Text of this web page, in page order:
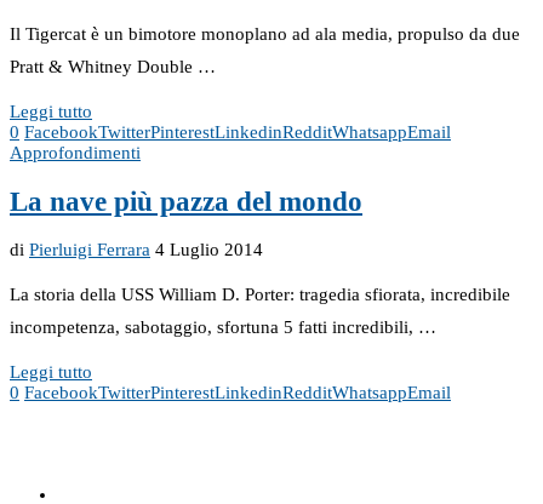
Il Tigercat è un bimotore monoplano ad ala media, propulso da due
Pratt & Whitney Double …
Leggi tutto
0 FacebookTwitterPinterestLinkedinRedditWhatsappEmail
Approfondimenti
La nave più pazza del mondo
di Pierluigi Ferrara 4 Luglio 2014
La storia della USS William D. Porter: tragedia sfiorata, incredibile
incompetenza, sabotaggio, sfortuna 5 fatti incredibili, …
Leggi tutto
0 FacebookTwitterPinterestLinkedinRedditWhatsappEmail